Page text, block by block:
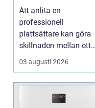
vackra ytor
hemma
Att anlita en
professionell
plattsättare kan göra
skillnaden mellan ett
rum som bara fungerar
och et...
03 augusti 2026